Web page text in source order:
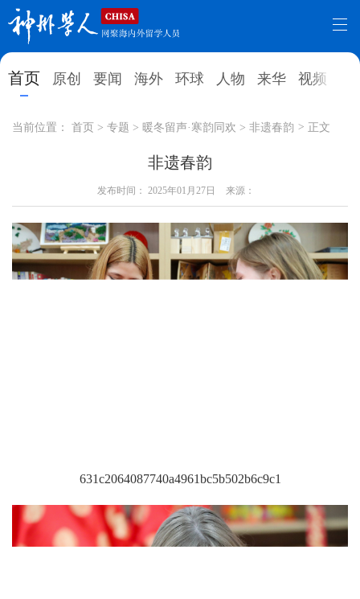
首页 原创 要闻 海外 环球 人物 来华 视频
网站地图
首页 原创 要闻 海外
人物 来华
就业创业 合作办学
留学 人才 学术 观点
综合 深度 专题 实用信息
当前位置： 首页 > 专题 > 暖冬留声·寒韵同欢 > 非遗春韵 > 正文
非遗春韵
发布时间： 2025年01月27日 来源：
631c2064087740a4961bc5b502b6c9c1